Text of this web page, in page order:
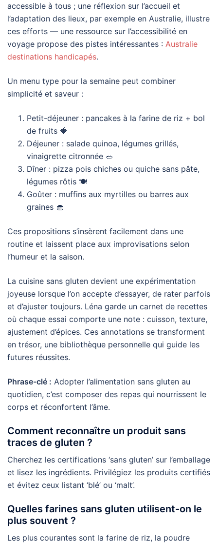
accessible à tous ; une réflexion sur l’accueil et
l’adaptation des lieux, par exemple en Australie, illustre
ces efforts — une ressource sur l’accessibilité en
voyage propose des pistes intéressantes : Australie
destinations handicapés.
Un menu type pour la semaine peut combiner
simplicité et saveur :
Petit-déjeuner : pancakes à la farine de riz + bol
de fruits 🍓
Déjeuner : salade quinoa, légumes grillés,
vinaigrette citronnée 🥗
Dîner : pizza pois chiches ou quiche sans pâte,
légumes rôtis 🍽️
Goûter : muffins aux myrtilles ou barres aux
graines 🧁
Ces propositions s’insèrent facilement dans une
routine et laissent place aux improvisations selon
l’humeur et la saison.
La cuisine sans gluten devient une expérimentation
joyeuse lorsque l’on accepte d’essayer, de rater parfois
et d’ajuster toujours. Léna garde un carnet de recettes
où chaque essai comporte une note : cuisson, texture,
ajustement d’épices. Ces annotations se transforment
en trésor, une bibliothèque personnelle qui guide les
futures réussites.
Phrase-clé : Adopter l’alimentation sans gluten au
quotidien, c’est composer des repas qui nourrissent le
corps et réconfortent l’âme.
Comment reconnaître un produit sans
traces de gluten ?
Cherchez les certifications ‘sans gluten’ sur l’emballage
et lisez les ingrédients. Privilégiez les produits certifiés
et évitez ceux listant ‘blé’ ou ‘malt’.
Quelles farines sans gluten utilisent-on le
plus souvent ?
Les plus courantes sont la farine de riz, la poudre